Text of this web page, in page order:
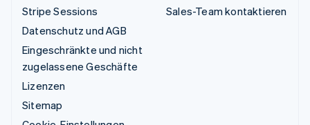
Stripe Sessions
Datenschutz und AGB
Eingeschränkte und nicht
zugelassene Geschäfte
Lizenzen
Sitemap
Sales-Team kontaktieren